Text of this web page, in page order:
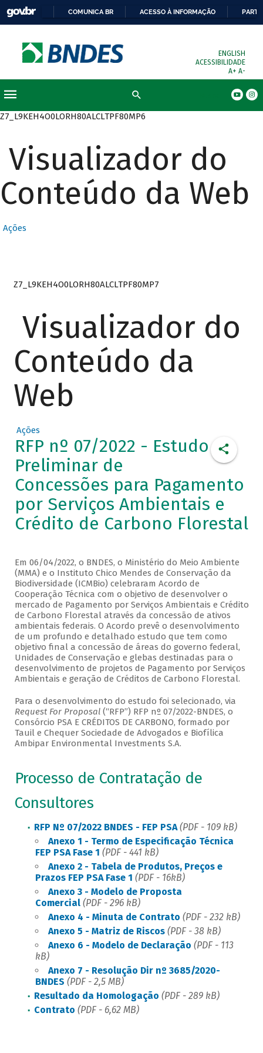
COMUNICA BR ACESSO À INFORMAÇÃO
ENGLISH
ACESSIBILIDADE
A+ A-
Z7_L9KEH4O0LORH80ALCLTPF80MP6
Visualizador do
Conteúdo da Web
Ações
Z7_L9KEH4O0LORH80ALCLTPF80MP7
Visualizador do
Conteúdo da
Web
Ações
RFP nº 07/2022 - Estudo
Preliminar de
Concessões para Pagamento
por Serviços Ambientais e
Crédito de Carbono Florestal
Em 06/04/2022, o BNDES, o Ministério do Meio Ambiente
(MMA) e o Instituto Chico Mendes de Conservação da
Biodiversidade (ICMBio) celebraram Acordo de
Cooperação Técnica com o objetivo de desenvolver o
mercado de Pagamento por Serviços Ambientais e Crédito
de Carbono Florestal através da concessão de ativos
ambientais federais. O Acordo prevê o desenvolvimento
de um profundo e detalhado estudo que tem como
objetivo final a concessão de áreas do governo federal,
Unidades de Conservação e glebas destinadas para o
desenvolvimento de projetos de Pagamento por Serviços
Ambientais e geração de Créditos de Carbono Florestal.
Para o desenvolvimento do estudo foi selecionado, via
Request For Proposal(“RFP”) RFP nº 07/2022-BNDES, o
Consórcio PSA E CRÉDITOS DE CARBONO, formado por
Tauil e Chequer Sociedade de Advogados e Biofílica
Ambipar Environmental Investments S.A.
Processo de Contratação de
Consultores
RFP Nº 07/2022 BNDES - FEP PSA (PDF - 109 kB)
Anexo 1 - Termo de Especificação Técnica
FEP PSA Fase 1 (PDF - 441 kB)
Anexo 2 - Tabela de Produtos, Preços e
Prazos FEP PSA Fase 1 (PDF - 16kB)
Anexo 3 - Modelo de Proposta
Comercial (PDF - 296 kB)
Anexo 4 - Minuta de Contrato (PDF - 232 kB)
Anexo 5 - Matriz de Riscos (PDF - 38 kB)
Anexo 6 - Modelo de Declaração (PDF - 113
kB)
Anexo 7 - Resolução Dir nº 3685/2020-
BNDES (PDF - 2,5 MB)
Resultado da Homologação (PDF - 289 kB)
Contrato (PDF - 6,62 MB)